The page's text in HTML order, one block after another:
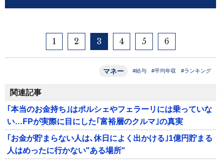
1 2 3 4 5 6
マネー #給与 #平均年収 #ランキング
関連記事
｢本当のお金持ち｣はポルシェやフェラーリには乗っていな
い…FPが実際に目にした｢富裕層のクルマ｣の真実
｢お金が貯まらない人は､休日によく出かける｣1億円貯まる
人はめったに行かない"ある場所"